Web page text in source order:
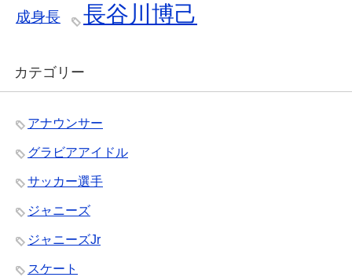
成身長
長谷川博己
カテゴリー
アナウンサー
グラビアアイドル
サッカー選手
ジャニーズ
ジャニーズJr
スケート